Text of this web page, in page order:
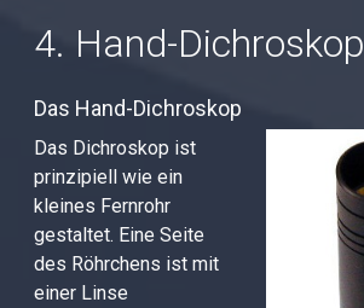
4. Hand-Dichroskop
Das Hand-Dichroskop
Das Dichroskop ist
prinzipiell wie ein
kleines Fernrohr
gestaltet. Eine Seite
des Röhrchens ist mit
einer Linse